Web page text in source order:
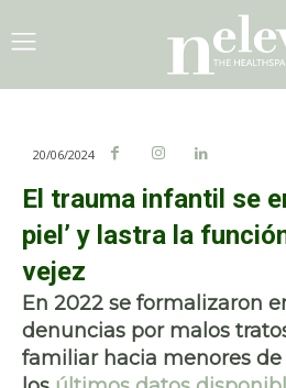
20/06/2024
El trauma infantil se
piel’ y lastra la
vejez
En 2022 se formalizaron
denuncias por malos
familiar hacia menores de